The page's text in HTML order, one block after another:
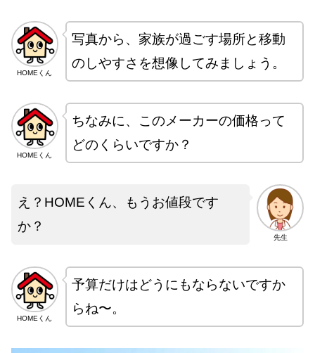
HOMEくん
写真から、家族が過ごす場所と移動
のしやすさを想像してみましょう。
HOMEくん
ちなみに、このメーカーの価格って
どのくらいですか？
先生
え？HOMEくん、もうお値段です
か？
HOMEくん
予算だけはどうにもならないですか
らね〜。